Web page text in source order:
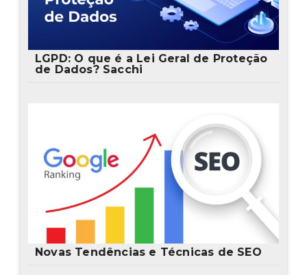
LGPD: O que é a Lei Geral de Proteção
de Dados? Sacchi
Novas Tendências e Técnicas de SEO